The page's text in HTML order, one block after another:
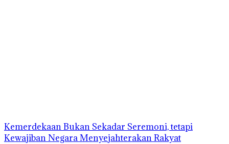
Kemerdekaan Bukan Sekadar Seremoni, tetapi
Kewajiban Negara Menyejahterakan Rakyat